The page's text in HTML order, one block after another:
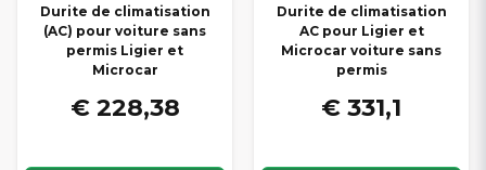
Durite de climatisation
(AC) pour voiture sans
permis Ligier et
Microcar
€ 228,38
Durite de climatisation
AC pour Ligier et
Microcar voiture sans
permis
€ 331,1